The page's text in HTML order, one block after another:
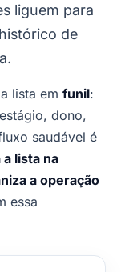
liguem para
de
lista em funil:
dono,
saudável é
lista na
a operação
essa